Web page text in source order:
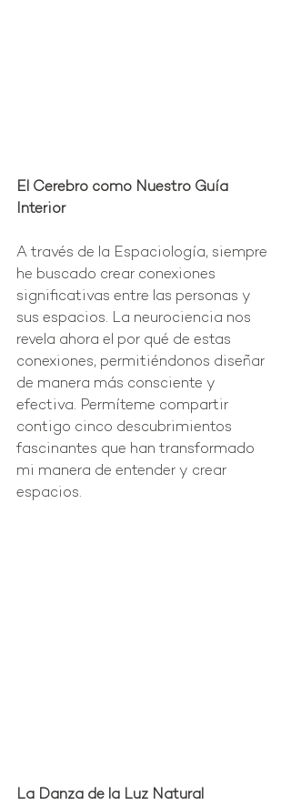
El Cerebro como Nuestro Guía
Interior
A través de la Espaciología, siempre
he buscado crear conexiones
significativas entre las personas y
sus espacios. La neurociencia nos
revela ahora el por qué de estas
conexiones, permitiéndonos diseñar
de manera más consciente y
efectiva. Permíteme compartir
contigo cinco descubrimientos
fascinantes que han transformado
mi manera de entender y crear
espacios.
La Danza de la Luz Natural